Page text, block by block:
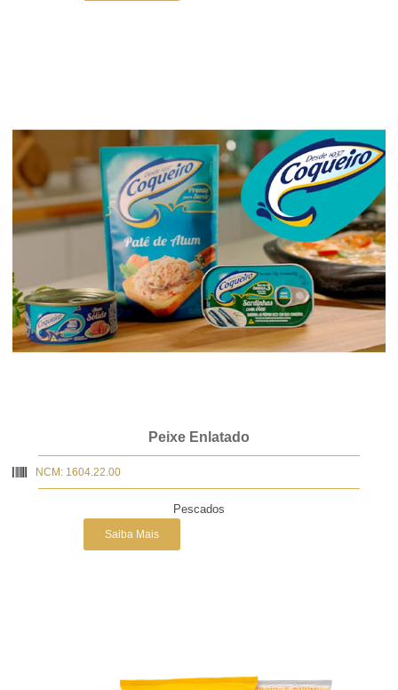
Peixe Enlatado
NCM: 1604.22.00
Pescados
Saiba Mais